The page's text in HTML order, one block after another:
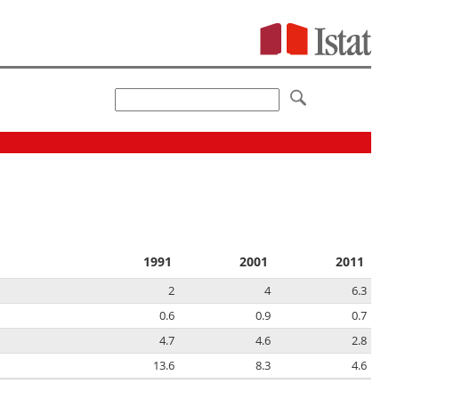
1991 2001 2011
2 4
6.3
0.6 0.9
0.7
4.7 4.6
2.8
13.6 8.3 4.6